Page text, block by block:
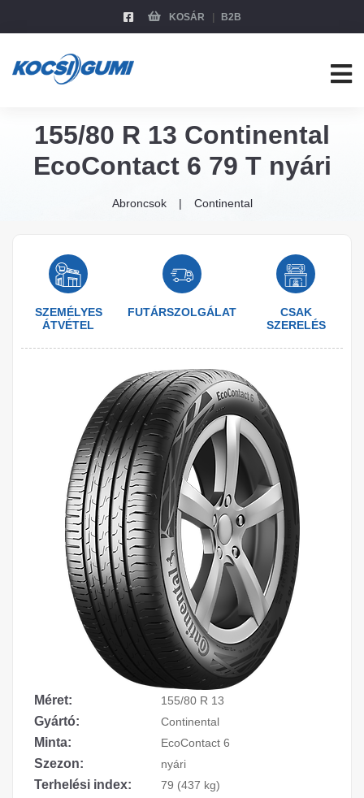
KOSÁR B2B
155/80 R 13 Continental
EcoContact 6 79 T nyári
Abroncsok Continental
SZEMÉLYES
ÁTVÉTEL
FUTÁRSZOLGÁLAT
CSAK
SZERELÉS
Méret: 155/80 R 13
Gyártó: Continental
Minta: EcoContact 6
Szezon: nyári
Terhelési index: 79 (437 kg)